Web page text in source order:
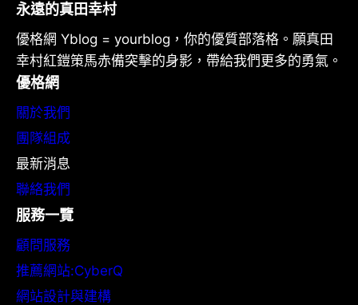
永遠的真田幸村
優格網 Yblog = yourblog，你的優質部落格。願真田
幸村紅鎧策馬赤備突擊的身影，帶給我們更多的勇氣。
優格網
關於我們
團隊組成
最新消息
聯絡我們
服務一覽
顧問服務
推薦網站:CyberQ
網站設計與建構